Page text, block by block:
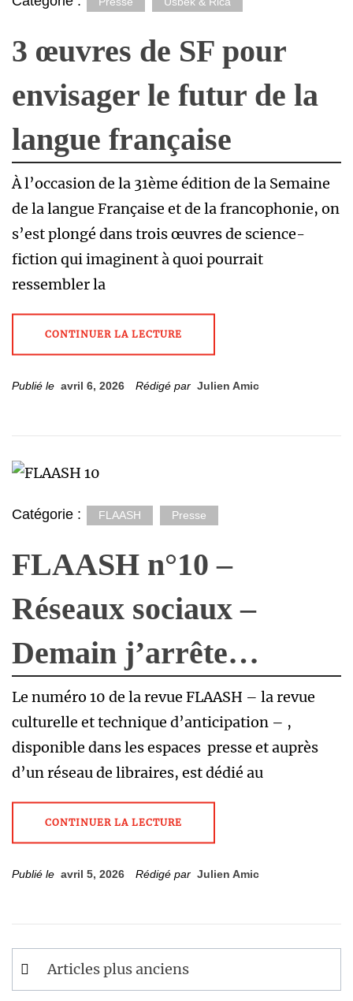
3 œuvres de SF pour
envisager le futur de la
langue française
À l’occasion de la 31ème édition de la Semaine
de la langue Française et de la francophonie, on
s’est plongé dans trois œuvres de science-
fiction qui imaginent à quoi pourrait
ressembler la
CONTINUER LA LECTURE
Publié le avril 6, 2026 Rédigé par Julien Amic
Catégorie : FLAASH Presse
FLAASH n°10 –
Réseaux sociaux –
Demain j’arrête…
Le numéro 10 de la revue FLAASH – la revue
culturelle et technique d’anticipation – ,
disponible dans les espaces presse et auprès
d’un réseau de libraires, est dédié au
CONTINUER LA LECTURE
Publié le avril 5, 2026 Rédigé par Julien Amic
Navigation
des
Articles plus anciens